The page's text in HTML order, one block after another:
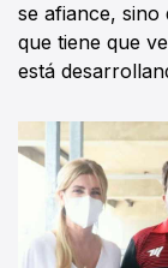
se afiance, sino
que tiene que
está